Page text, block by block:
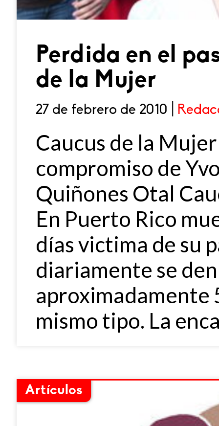
Perdida en el
de la Mujer
27 de febrero de 2010 |
Caucus de la
compromiso de
Quiñones Otal
En Puerto Rico
días victima de su
diariamente se
aproximadamente
mismo tipo. La
Artículos